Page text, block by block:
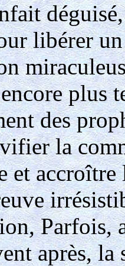
libérer
plus
des
la
et
Parfois,
après,